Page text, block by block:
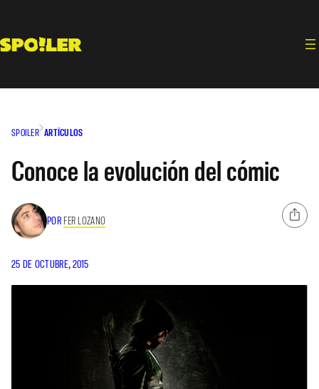
contenido
SPOILER ARTÍCULOS
Conoce la evolución del cómic
POR FER LOZANO
25 DE OCTUBRE, 2015